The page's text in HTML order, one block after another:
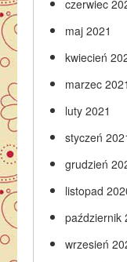
czerwiec
maj 2021
kwiecień
marzec 2021
luty 2021
styczeń
grudzień
listopad
październik
wrzesień